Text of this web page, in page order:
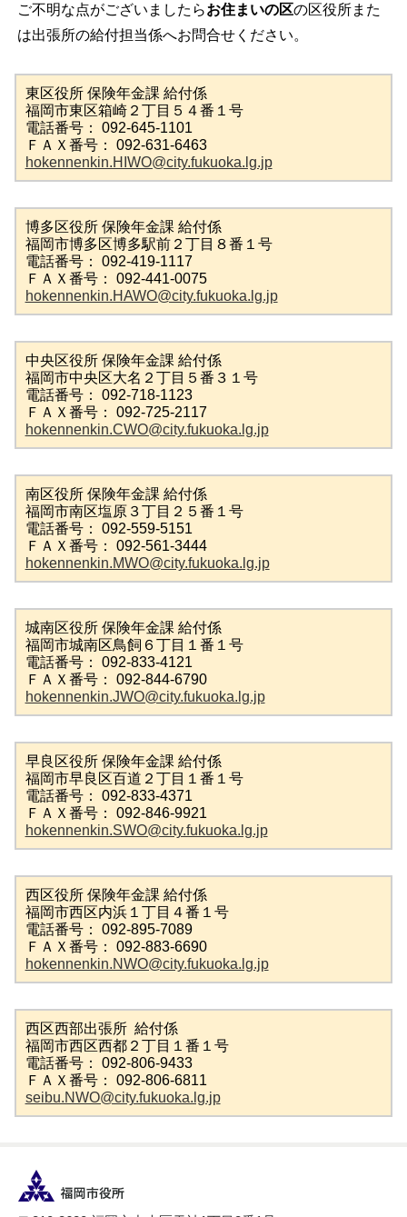
ご不明な点がございましたらお住まいの区の区役所また
は出張所の給付担当係へお問合せください。
東区役所 保険年金課 給付係
福岡市東区箱崎２丁目５４番１号
電話番号： 092-645-1101
ＦＡＸ番号： 092-631-6463
hokennenkin.HIWO@city.fukuoka.lg.jp
博多区役所 保険年金課 給付係
福岡市博多区博多駅前２丁目８番１号
電話番号： 092-419-1117
ＦＡＸ番号： 092-441-0075
hokennenkin.HAWO@city.fukuoka.lg.jp
中央区役所 保険年金課 給付係
福岡市中央区大名２丁目５番３１号
電話番号： 092-718-1123
ＦＡＸ番号： 092-725-2117
hokennenkin.CWO@city.fukuoka.lg.jp
南区役所 保険年金課 給付係
福岡市南区塩原３丁目２５番１号
電話番号： 092-559-5151
ＦＡＸ番号： 092-561-3444
hokennenkin.MWO@city.fukuoka.lg.jp
城南区役所 保険年金課 給付係
福岡市城南区鳥飼６丁目１番１号
電話番号： 092-833-4121
ＦＡＸ番号： 092-844-6790
hokennenkin.JWO@city.fukuoka.lg.jp
早良区役所 保険年金課 給付係
福岡市早良区百道２丁目１番１号
電話番号： 092-833-4371
ＦＡＸ番号： 092-846-9921
hokennenkin.SWO@city.fukuoka.lg.jp
西区役所 保険年金課 給付係
福岡市西区内浜１丁目４番１号
電話番号： 092-895-7089
ＦＡＸ番号： 092-883-6690
hokennenkin.NWO@city.fukuoka.lg.jp
西区西部出張所 給付係
福岡市西区西都２丁目１番１号
電話番号： 092-806-9433
ＦＡＸ番号： 092-806-6811
seibu.NWO@city.fukuoka.lg.jp